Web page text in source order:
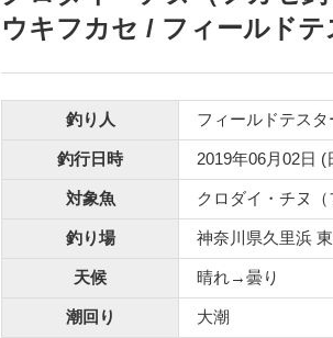
ウキフカセ / フィールド
釣り人 フィールドテス
釣行日時 2019年06月02日
対象魚 クロダイ・チヌ（
釣り場 神奈川県久里浜
天候 晴れ→曇り
潮回り 大潮